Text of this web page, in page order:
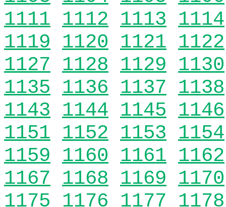
1111 1112 1113 1114
1119 1120 1121 1122
1127 1128 1129 1130
1135 1136 1137 1138
1143 1144 1145 1146
1151 1152 1153 1154
1159 1160 1161 1162
1167 1168 1169 1170
1175 1176 1177 1178